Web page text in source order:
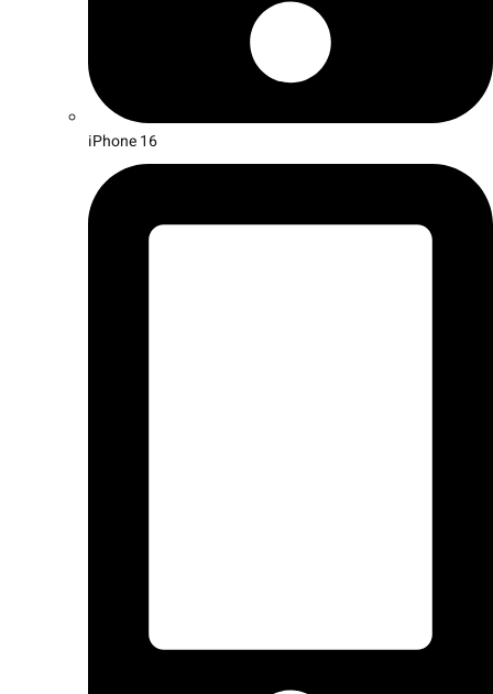
iPhone 16